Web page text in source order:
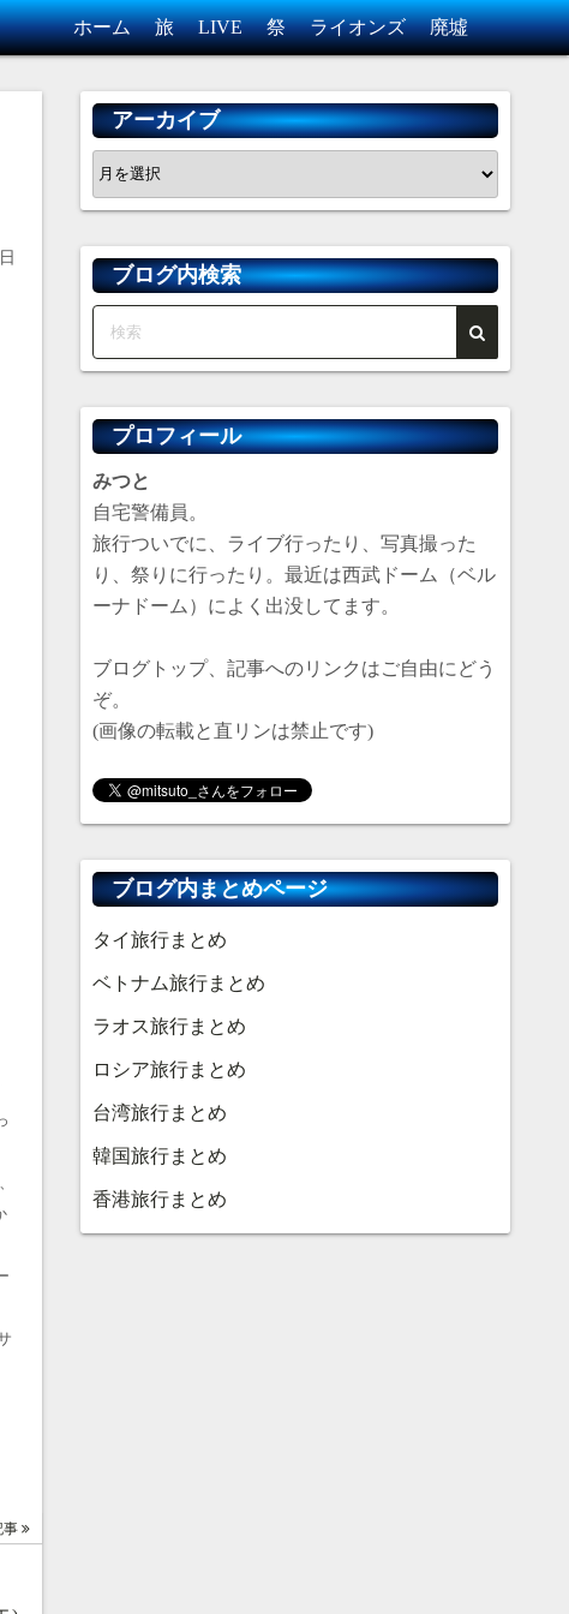
ホーム 旅 LIVE 祭 ライオンズ 廃墟
事
アーカイブ
ア
ー
イ
ブ
ブログ内検索
プロフィール
みつと
自宅警備員。
旅行ついでに、ライブ行ったり、写真撮った
り、祭りに行ったり。最近は西武ドーム（ベル
ーナドーム）によく出没してます。
ブログトップ、記事へのリンクはご自由にどう
ぞ。
(画像の転載と直リンは禁止です)
ブログ内まとめページ
タイ旅行まとめ
ベトナム旅行まとめ
ラオス旅行まとめ
ロシア旅行まとめ
台湾旅行まとめ
韓国旅行まとめ
香港旅行まとめ